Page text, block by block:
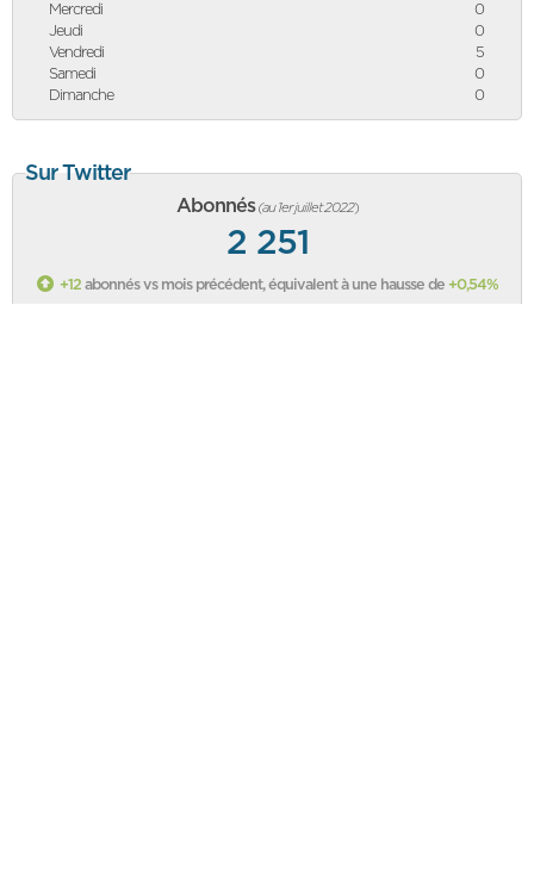
Mercredi
0
Jeudi
0
Vendredi
5
Samedi
0
Dimanche
0
Sur Twitter
Abonnés (au 1er juillet 2022)
2 251
+12 abonnés vs mois précédent, équivalent à une hausse de +0,54%